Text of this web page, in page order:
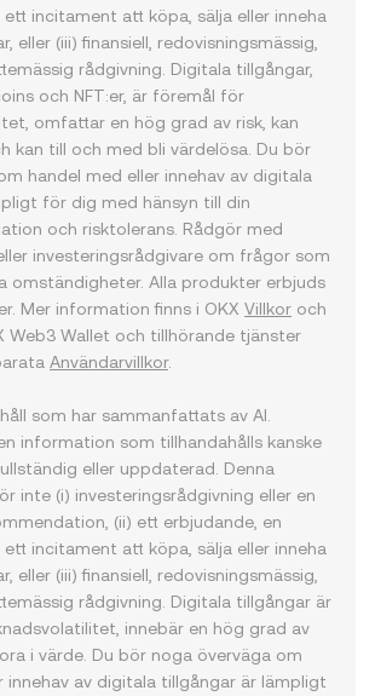
incitament att köpa, sälja eller inneha
eller (iii) finansiell, redovisningsmässig,
rådgivning. Digitala tillgångar,
och NFT:er, är föremål för
omfattar en hög grad av risk, kan
kan till och med bli värdelösa. Du bör
handel med eller innehav av digitala
för dig med hänsyn till din
och risktolerans. Rådgör med
investeringsrådgivare om frågor som
omständigheter. Alla produkter erbjuds
Mer information finns i OKX Villkor och
Web3 Wallet och tillhörande tjänster
Användarvillkor.
som har sammanfattats av AI.
information som tillhandahålls kanske
eller uppdaterad. Denna
inte (i) investeringsrådgivning eller en
(ii) ett erbjudande, en
incitament att köpa, sälja eller inneha
eller (iii) finansiell, redovisningsmässig,
rådgivning. Digitala tillgångar är
innebär en hög grad av
i värde. Du bör noga överväga om
innehav av digitala tillgångar är lämpligt